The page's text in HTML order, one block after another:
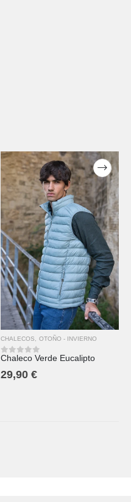
CHALECOS OTOÑO - INVIERNO
0out of 5
Chaleco Verde Eucalipto
29,90 €